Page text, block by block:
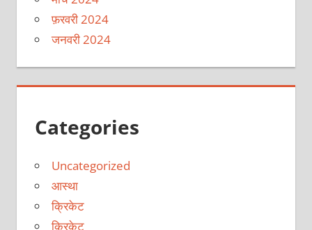
फ़रवरी 2024
जनवरी 2024
Categories
Uncategorized
आस्था
क्रिकेट
क्रिकेट